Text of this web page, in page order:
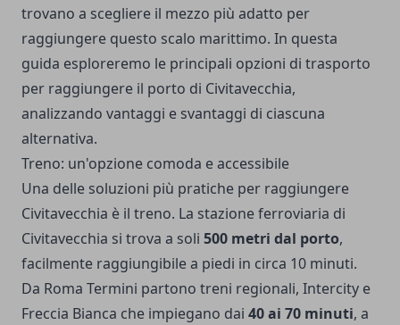
trovano a scegliere il mezzo più adatto per
raggiungere questo scalo marittimo. In questa
guida esploreremo le principali opzioni di trasporto
per raggiungere il porto di Civitavecchia,
analizzando vantaggi e svantaggi di ciascuna
alternativa.
Treno: un'opzione comoda e accessibile
Una delle soluzioni più pratiche per raggiungere
Civitavecchia è il treno. La stazione ferroviaria di
Civitavecchia si trova a soli 500 metri dal porto,
facilmente raggiungibile a piedi in circa 10 minuti.
Da Roma Termini partono treni regionali, Intercity e
Freccia Bianca che impiegano dai 40 ai 70 minuti, a